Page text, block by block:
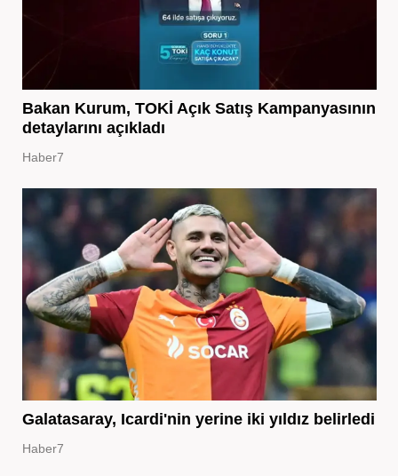
Bakan Kurum, TOKİ Açık Satış Kampanyasının
detaylarını açıkladı
Haber7
Galatasaray, Icardi'nin yerine iki yıldız belirledi
Haber7